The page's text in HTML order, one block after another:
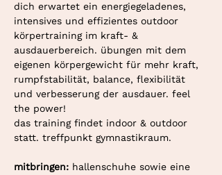
dich erwartet ein energiegeladenes,
intensives und effizientes outdoor
körpertraining im kraft- &
ausdauerbereich. übungen mit dem
eigenen körpergewicht für mehr kraft,
rumpfstabilität, balance, flexibilität
und verbesserung der ausdauer. feel
the power!
das training findet indoor & outdoor
statt. treffpunkt gymnastikraum.
mitbringen: hallenschuhe sowie eine